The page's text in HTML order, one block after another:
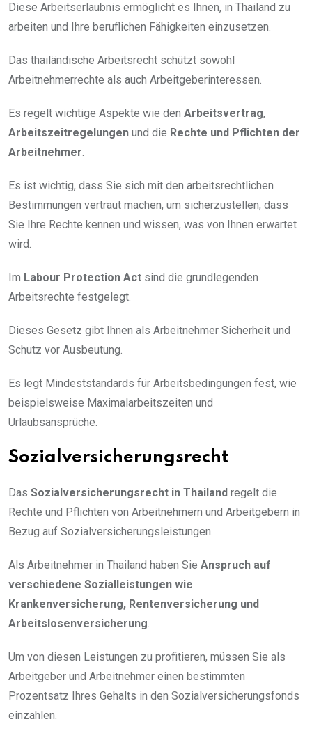
Diese Arbeitserlaubnis ermöglicht es Ihnen, in Thailand zu
arbeiten und Ihre beruflichen Fähigkeiten einzusetzen.
Das thailändische Arbeitsrecht schützt sowohl
Arbeitnehmerrechte als auch Arbeitgeberinteressen.
Es regelt wichtige Aspekte wie den Arbeitsvertrag,
Arbeitszeitregelungen und die Rechte und Pflichten der
Arbeitnehmer.
Es ist wichtig, dass Sie sich mit den arbeitsrechtlichen
Bestimmungen vertraut machen, um sicherzustellen, dass
Sie Ihre Rechte kennen und wissen, was von Ihnen erwartet
wird.
Im Labour Protection Act sind die grundlegenden
Arbeitsrechte festgelegt.
Dieses Gesetz gibt Ihnen als Arbeitnehmer Sicherheit und
Schutz vor Ausbeutung.
Es legt Mindeststandards für Arbeitsbedingungen fest, wie
beispielsweise Maximalarbeitszeiten und
Urlaubsansprüche.
Sozialversicherungsrecht
Das Sozialversicherungsrecht in Thailand regelt die
Rechte und Pflichten von Arbeitnehmern und Arbeitgebern in
Bezug auf Sozialversicherungsleistungen.
Als Arbeitnehmer in Thailand haben Sie Anspruch auf
verschiedene Sozialleistungen wie
Krankenversicherung, Rentenversicherung und
Arbeitslosenversicherung.
Um von diesen Leistungen zu profitieren, müssen Sie als
Arbeitgeber und Arbeitnehmer einen bestimmten
Prozentsatz Ihres Gehalts in den Sozialversicherungsfonds
einzahlen.